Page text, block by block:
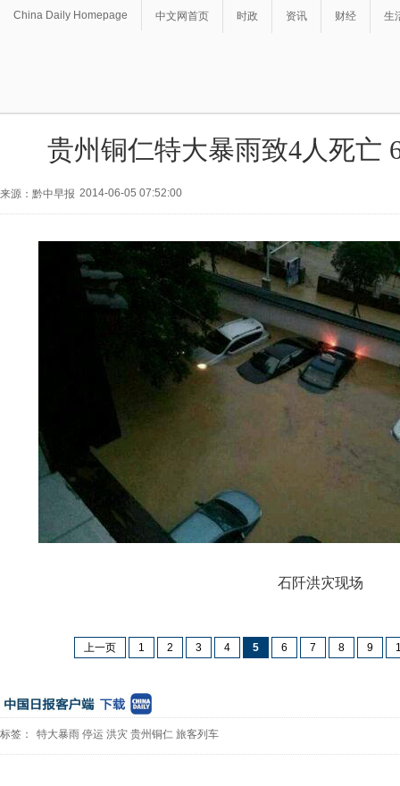
China Daily Homepage 中文网首页 时政 资讯 财经 生
贵州铜仁特大暴雨致4人死亡
来源：黔中早报 2014-06-05 07:52:00
石阡洪灾现场
上一页 1 2 3 4 5 6 7 8 9
标签： 特大暴雨 停运 洪灾 贵州铜仁 旅客列车